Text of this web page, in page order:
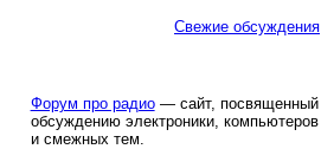
Свежие обсуждения
Форум про радио— сайт, посвященный
обсуждению электроники, компьютеров
и смежных тем.